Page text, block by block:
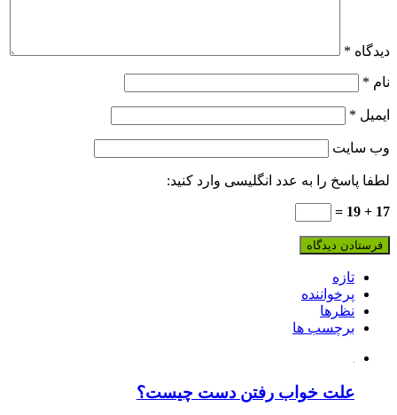
دیدگاه *
نام *
ایمیل *
وب‌ سایت
لطفا پاسخ را به عدد انگلیسی وارد کنید:
17 + 19 =
تازه
پرخواننده
نظرها
برچسب ها
علت خواب رفتن دست چیست؟